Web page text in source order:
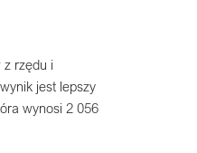
rzędu i
jest lepszy
wynosi 2 056